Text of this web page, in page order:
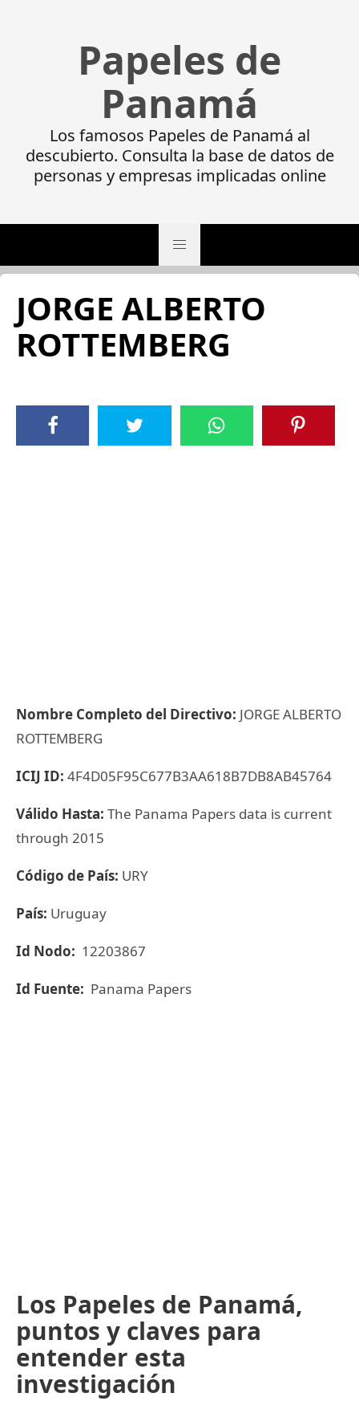
Papeles de
Panamá
Los famosos Papeles de Panamá al
descubierto. Consulta la base de datos de
personas y empresas implicadas online
JORGE ALBERTO
ROTTEMBERG
Nombre Completo del Directivo: JORGE ALBERTO
ROTTEMBERG
ICIJ ID: 4F4D05F95C677B3AA618B7DB8AB45764
Válido Hasta: The Panama Papers data is current
through 2015
Código de País: URY
País: Uruguay
Id Nodo: 12203867
Id Fuente: Panama Papers
Los Papeles de Panamá,
puntos y claves para
entender esta
investigación